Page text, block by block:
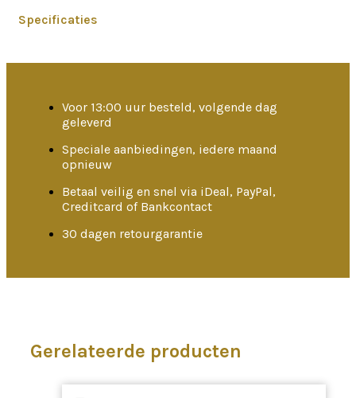
Specificaties
Voor 13:00 uur besteld, volgende dag
geleverd
Speciale aanbiedingen, iedere maand
opnieuw
Betaal veilig en snel via iDeal, PayPal,
Creditcard of Bankcontact
30 dagen retourgarantie
Gerelateerde producten